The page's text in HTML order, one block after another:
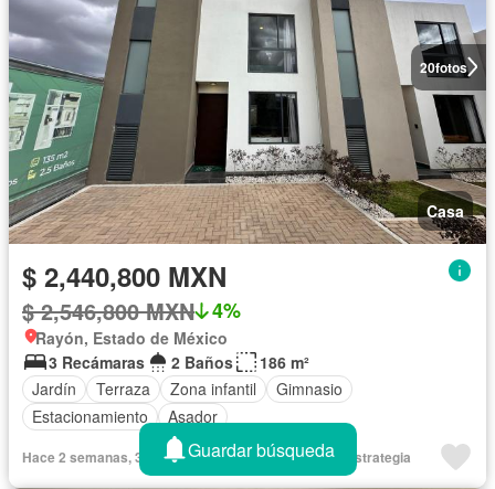
20fotos
Casa
$ 2,440,800 MXN
$ 2,546,800 MXN 4%
Rayón, Estado de México
3 Recámaras
2 Baños
186 m²
Jardín
Terraza Zona infantil
Gimnasio
Estacionamiento
Asador
Hace 2 semanas, 3 días en Tuportalonline - REMAX Estrategia
Guardar búsqueda